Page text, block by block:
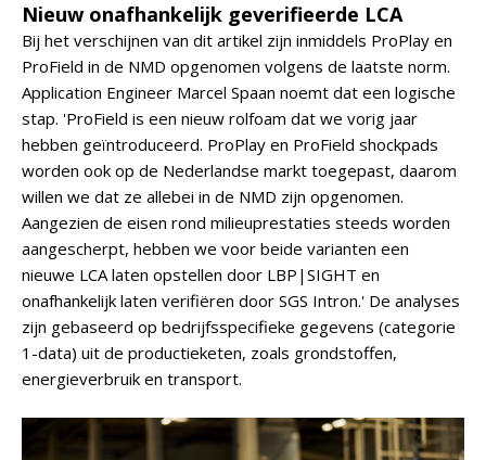
Nieuw onafhankelijk geverifieerde LCA
Bij het verschijnen van dit artikel zijn inmiddels ProPlay en
ProField in de NMD opgenomen volgens de laatste norm.
Application Engineer Marcel Spaan noemt dat een logische
stap. 'ProField is een nieuw rolfoam dat we vorig jaar
hebben geïntroduceerd. ProPlay en ProField shockpads
worden ook op de Nederlandse markt toegepast, daarom
willen we dat ze allebei in de NMD zijn opgenomen.
Aangezien de eisen rond milieuprestaties steeds worden
aangescherpt, hebben we voor beide varianten een
nieuwe LCA laten opstellen door LBP|SIGHT en
onafhankelijk laten verifiëren door SGS Intron.' De analyses
zijn gebaseerd op bedrijfsspecifieke gegevens (categorie
1-data) uit de productieketen, zoals grondstoffen,
energieverbruik en transport.